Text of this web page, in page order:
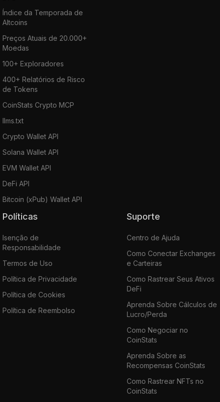
Índice da Temporada de
Altcoins
Preços Atuais de 20.000+
Moedas
100+ Exploradores
400+ Relatórios de Risco
de Tokens
CoinStats Crypto MCP
llms.txt
Crypto Wallet API
Solana Wallet API
EVM Wallet API
DeFi API
Bitcoin (xPub) Wallet API
Políticas
Isenção de
Responsabilidade
Termos de Uso
Política de Privacidade
Política de Cookies
Política de Reembolso
Suporte
Centro de Ajuda
Como Conectar Exchanges
e Carteiras
Como Rastrear Seus Ativos
DeFi
Aprenda Sobre Cálculos de
Lucro/Perda
Como Negociar no
CoinStats
Aprenda Sobre as
Recompensas CoinStats
Como Rastrear NFTs no
CoinStats